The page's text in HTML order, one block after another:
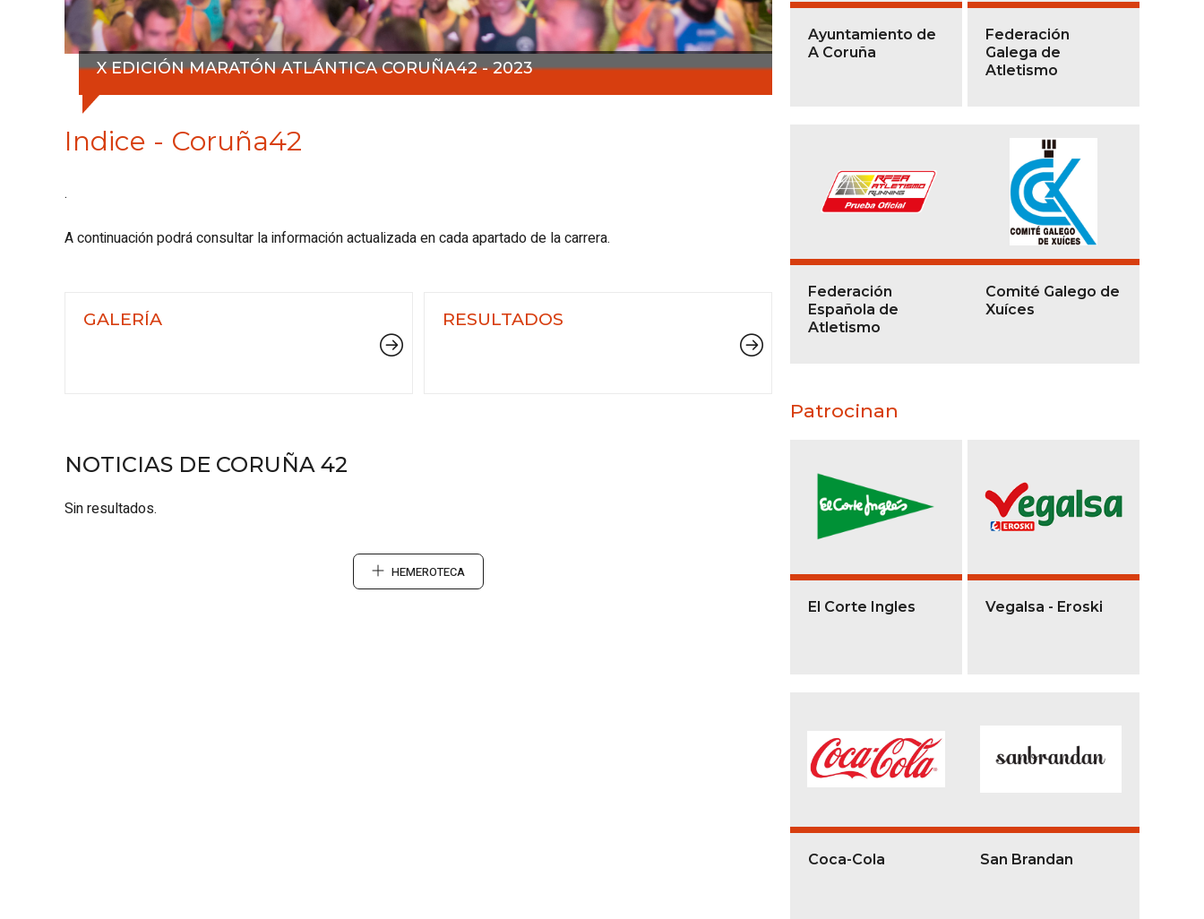
X EDICIÓN MARATÓN ATLÁNTICA CORUÑA42 - 2023
Indice - Coruña42
.
A continuación podrá consultar la información actualizada en cada apartado de la carrera.
GALERÍA RESULTADOS
NOTICIAS DE CORUÑA 42
Sin resultados.
HEMEROTECA
Ayuntamiento de
A Coruña
Federación
Galega de
Atletismo
Federación
Española de
Atletismo
Comité Galego de
Xuíces
Patrocinan
El Corte Ingles Vegalsa - Eroski
Coca-Cola San Brandan